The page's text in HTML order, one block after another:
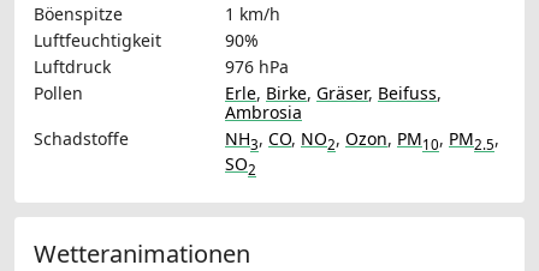
Böenspitze
1 km/h
Luftfeuchtigkeit
90%
Luftdruck
976 hPa
Pollen
Erle, Birke, Gräser, Beifuss,
Ambrosia
Schadstoffe
NH3, CO, NO2, Ozon, PM10, PM2.5,
SO2
Wetteranimationen